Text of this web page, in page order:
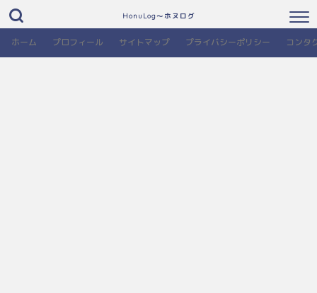
HonuLog～ホヌログ
ホーム プロフィール サイトマップ プライバシーポリシー コンタ